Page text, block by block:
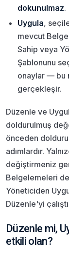
dokunulmaz.
Uygula,
mevcut
Sahip veya
Şablonunu
onaylar — bu
gerçekleşir.
Düzenle ve
doldurulmuş
önceden
adımlardır.
değiştirmeniz
Belgelemeleri
Yöneticiden
Düzenle'yi
Düzenle mi,
etkili olan?